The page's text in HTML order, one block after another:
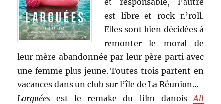
et responsable, l’autre
est libre et rock n’roll.
Elles sont bien décidées à
remonter le moral de
leur mère abandonnée par leur père parti avec
une femme plus jeune. Toutes trois partent en
vacances dans un club sur l’île de La Réunion…
Larguées est le remake du film danoisAll